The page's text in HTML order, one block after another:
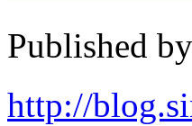
Published by
http://